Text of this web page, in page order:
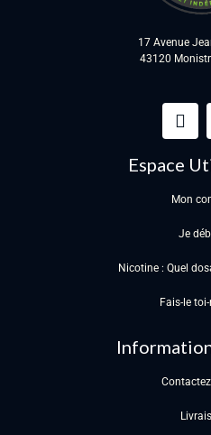
17 Avenue
43120
Espace
Mon
Je
Nicotine : Quel
Fais-le